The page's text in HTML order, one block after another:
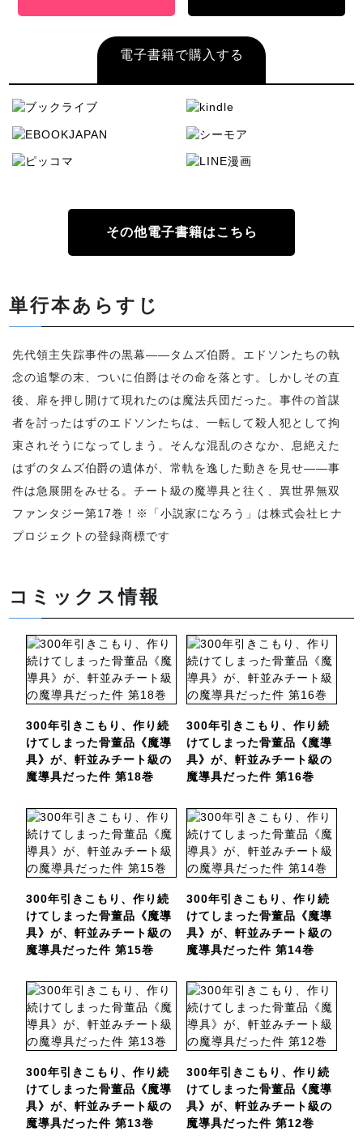
電子書籍で購入する
その他電子書籍はこちら
単行本あらすじ
先代領主失踪事件の黒幕――タムズ伯爵。エドソンたちの執
念の追撃の末、ついに伯爵はその命を落とす。しかしその直
後、扉を押し開けて現れたのは魔法兵団だった。事件の首謀
者を討ったはずのエドソンたちは、一転して殺人犯として拘
束されそうになってしまう。そんな混乱のさなか、息絶えた
はずのタムズ伯爵の遺体が、常軌を逸した動きを見せ――事
件は急展開をみせる。チート級の魔導具と往く、異世界無双
ファンタジー第17巻！※「小説家になろう」は株式会社ヒナ
プロジェクトの登録商標です
コミックス情報
300年引きこもり、作り続
けてしまった骨董品《魔導
具》が、軒並みチート級の
魔導具だった件 第18巻
300年引きこもり、作り続
けてしまった骨董品《魔導
具》が、軒並みチート級の
魔導具だった件 第16巻
300年引きこもり、作り続
けてしまった骨董品《魔導
具》が、軒並みチート級の
魔導具だった件 第15巻
300年引きこもり、作り続
けてしまった骨董品《魔導
具》が、軒並みチート級の
魔導具だった件 第14巻
300年引きこもり、作り続
けてしまった骨董品《魔導
具》が、軒並みチート級の
魔導具だった件 第13巻
300年引きこもり、作り続
けてしまった骨董品《魔導
具》が、軒並みチート級の
魔導具だった件 第12巻